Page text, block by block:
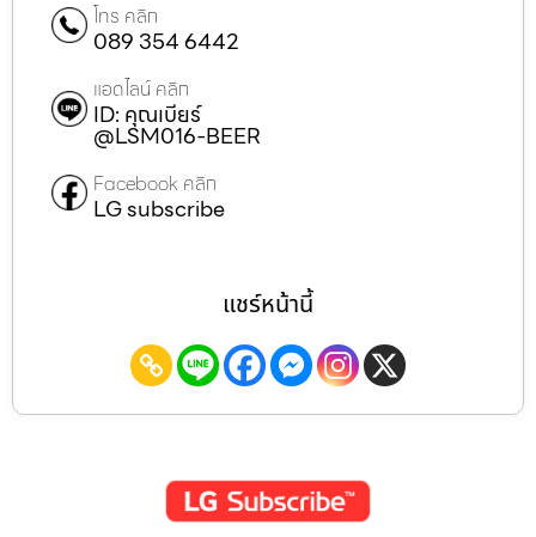
โทร คลิก
089 354 6442
แอดไลน์ คลิก
ID: คุณเบียร์
@LSM016-BEER
Facebook คลิก
LG subscribe
แชร์หน้านี้